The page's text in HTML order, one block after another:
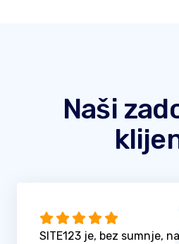
Naši
SITE123 je, bez sumnje,